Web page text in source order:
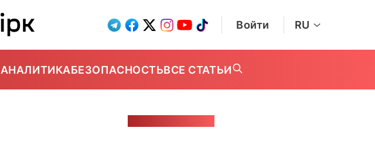
Войти RU
АНАЛИТИКАБЕЗОПАСНОСТЬВСЕ СТАТЬИ